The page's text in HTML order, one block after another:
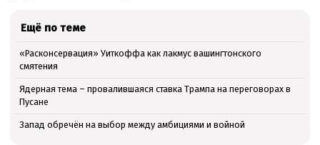
Ещё по теме
«Расконсервация» Уиткоффа как лакмус вашингтонского
смятения
Ядерная тема – провалившаяся ставка Трампа на переговорах в
Пусане
Запад обречён на выбор между амбициями и войной